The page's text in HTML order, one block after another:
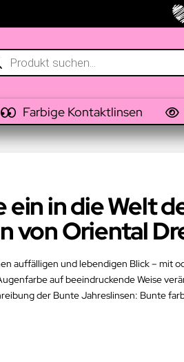
Farbige Kontaktlinsen
ein in die Welt
von Oriental
auffälligen und lebendigen Blick – mit
auf beeindruckende Weise
der Bunte Jahreslinsen: Bunte